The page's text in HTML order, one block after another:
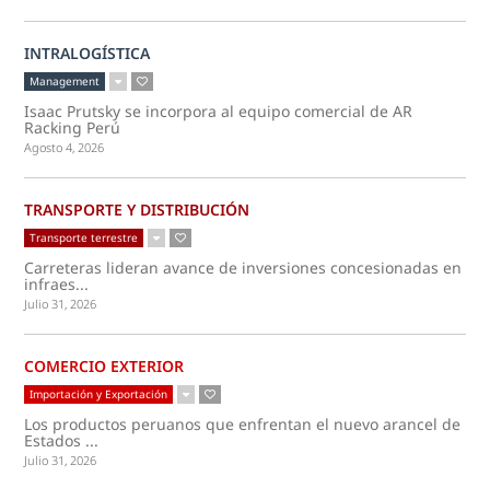
INTRALOGÍSTICA
Management
Isaac Prutsky se incorpora al equipo comercial de AR
Racking Perú
Agosto 4, 2026
TRANSPORTE Y DISTRIBUCIÓN
Transporte terrestre
Carreteras lideran avance de inversiones concesionadas en
infraes...
Julio 31, 2026
COMERCIO EXTERIOR
Importación y Exportación
Los productos peruanos que enfrentan el nuevo arancel de
Estados ...
Julio 31, 2026